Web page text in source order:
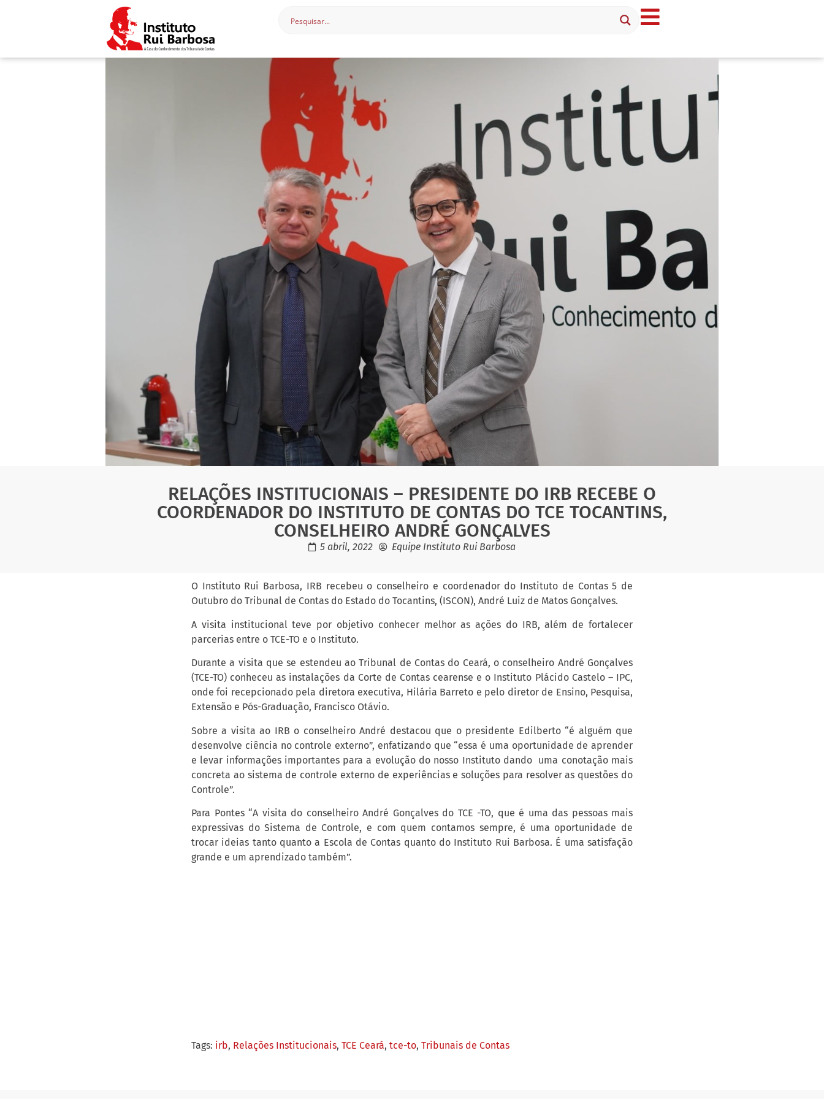
RELAÇÕES INSTITUCIONAIS – PRESIDENTE DO IRB RECEBE O
COORDENADOR DO INSTITUTO DE CONTAS DO TCE TOCANTINS,
CONSELHEIRO ANDRÉ GONÇALVES
5 abril, 2022 Equipe Instituto Rui Barbosa
O Instituto Rui Barbosa, IRB recebeu o conselheiro e coordenador do Instituto de Contas 5 de
Outubro do Tribunal de Contas do Estado do Tocantins, (ISCON), André Luiz de Matos Gonçalves.
A visita institucional teve por objetivo conhecer melhor as ações do IRB, além de fortalecer
parcerias entre o TCE-TO e o Instituto.
Durante a visita que se estendeu ao Tribunal de Contas do Ceará, o conselheiro André Gonçalves
(TCE-TO) conheceu as instalações da Corte de Contas cearense e o Instituto Plácido Castelo – IPC,
onde foi recepcionado pela diretora executiva, Hilária Barreto e pelo diretor de Ensino, Pesquisa,
Extensão e Pós-Graduação, Francisco Otávio.
Sobre a visita ao IRB o conselheiro André destacou que o presidente Edilberto “é alguém que
desenvolve ciência no controle externo”, enfatizando que “essa é uma oportunidade de aprender
e levar informações importantes para a evolução do nosso Instituto dando uma conotação mais
concreta ao sistema de controle externo de experiências e soluções para resolver as questões do
Controle”.
Para Pontes “A visita do conselheiro André Gonçalves do TCE -TO, que é uma das pessoas mais
expressivas do Sistema de Controle, e com quem contamos sempre, é uma oportunidade de
trocar ideias tanto quanto a Escola de Contas quanto do Instituto Rui Barbosa. É uma satisfação
grande e um aprendizado também”.
Tags: irb, Relações Institucionais, TCE Ceará, tce-to, Tribunais de Contas